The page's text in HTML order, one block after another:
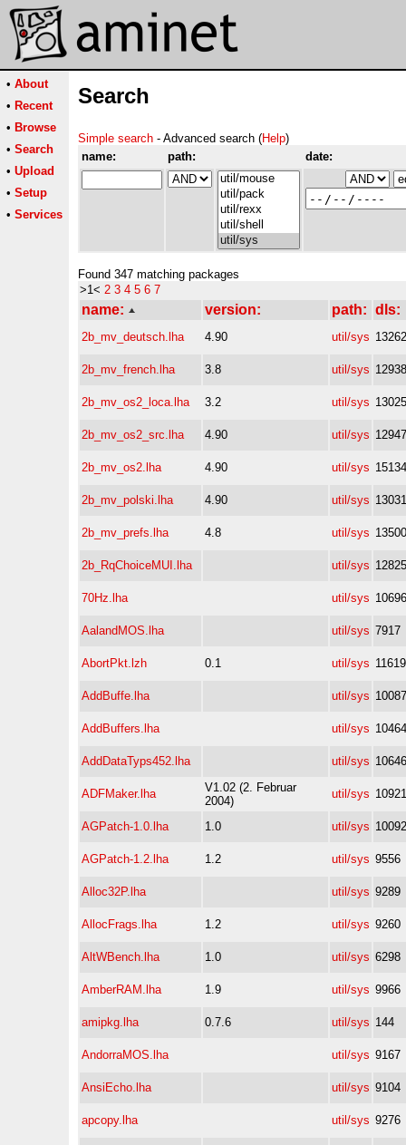
• About
• Recent
• Browse
• Search
• Upload
• Setup
• Services
Search
Simple search - Advanced search (Help)
name:
path: date:
Found 347 matching packages
>1< 2 3 4 5 6 7
name: version: path: dls:
2b_mv_deutsch.lha 4.90 util/sys 13262
2b_mv_french.lha 3.8 util/sys 12938
2b_mv_os2_loca.lha 3.2 util/sys 13025
2b_mv_os2_src.lha 4.90 util/sys 12947
2b_mv_os2.lha 4.90 util/sys 15134
2b_mv_polski.lha 4.90 util/sys 13031
2b_mv_prefs.lha 4.8 util/sys 13500
2b_RqChoiceMUI.lha util/sys 12825
70Hz.lha util/sys 10696
AalandMOS.lha util/sys 7917
AbortPkt.lzh 0.1 util/sys 11619
AddBuffe.lha util/sys 10087
AddBuffers.lha util/sys 10464
AddDataTyps452.lha util/sys 10646
ADFMaker.lha
V1.02 (2. Februar
2004)
util/sys 10921
AGPatch-1.0.lha 1.0 util/sys 10092
AGPatch-1.2.lha 1.2 util/sys 9556
Alloc32P.lha util/sys 9289
AllocFrags.lha 1.2 util/sys 9260
AltWBench.lha 1.0 util/sys 6298
AmberRAM.lha 1.9 util/sys 9966
amipkg.lha 0.7.6 util/sys 144
AndorraMOS.lha util/sys 9167
AnsiEcho.lha util/sys 9104
apcopy.lha util/sys 9276